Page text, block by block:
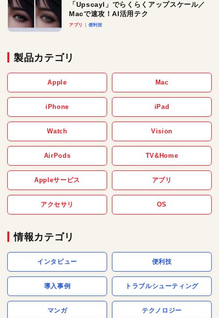
「Upscayl」でらくらくアップスケール／
Macで速攻！AI活用テク
アプリ 便利技
製品カテゴリ
Apple Mac
iPhone iPad
Watch Vision
AirPods TV&Home
Appleサービス アプリ
アクセサリ OS
情報カテゴリ
インタビュー 便利技
導入事例 トラブルシューティング
マンガ テクノロジー